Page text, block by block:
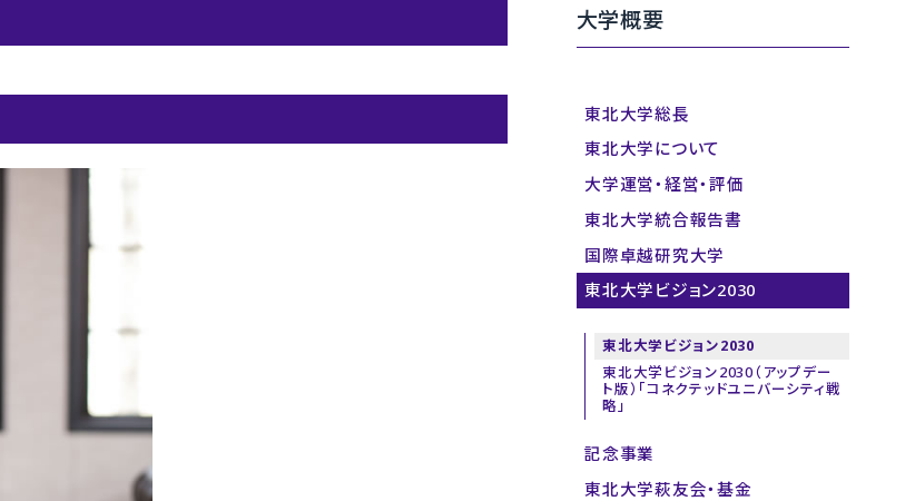
大学概要
東北大学総長
東北大学について
大学運営・経営・評価
東北大学統合報告書
国際卓越研究大学
東北大学ビジョン2030
東北大学ビジョン2030
東北大学ビジョン2030（アップデー
ト版）「コネクテッドユニバーシティ戦
略」
記念事業
東北大学萩友会・基金